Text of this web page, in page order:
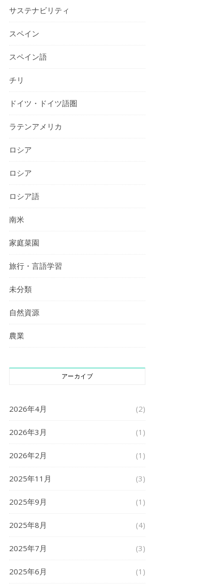
サステナビリティ
スペイン
スペイン語
チリ
ドイツ・ドイツ語圏
ラテンアメリカ
ロシア
ロシア
ロシア語
南米
家庭菜園
旅行・言語学習
未分類
自然資源
農業
アーカイブ
2026年4月 (2)
2026年3月 (1)
2026年2月 (1)
2025年11月 (3)
2025年9月 (1)
2025年8月 (4)
2025年7月 (3)
2025年6月 (1)